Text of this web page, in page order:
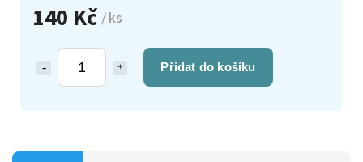
140 Kč / ks
Přidat do košíku